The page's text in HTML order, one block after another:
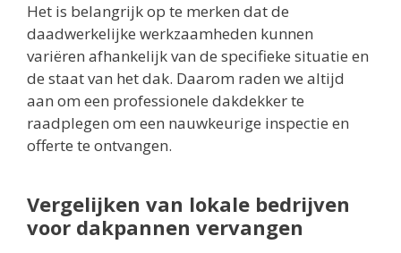
Het is belangrijk op te merken dat de
daadwerkelijke werkzaamheden kunnen
variëren afhankelijk van de specifieke situatie en
de staat van het dak. Daarom raden we altijd
aan om een professionele dakdekker te
raadplegen om een nauwkeurige inspectie en
offerte te ontvangen.
Vergelijken van lokale bedrijven
voor dakpannen vervangen